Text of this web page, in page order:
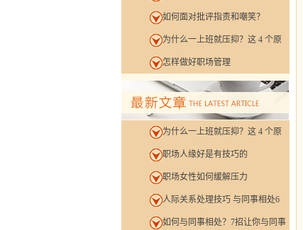
如何面对批评指责和嘲笑？
为什么一上班就压抑？这 4 个原
怎样做好职场管理
为什么一上班就压抑？这 4 个原
职场人缘好是有技巧的
职场女性如何缓解压力
人际关系处理技巧 与同事相处6
如何与同事相处？7招让你与同事